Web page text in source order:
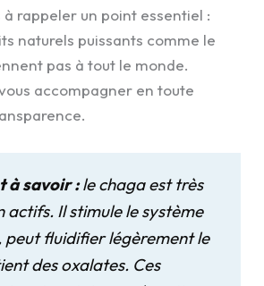
rappeler un point essentiel :
naturels puissants comme le
pas à tout le monde.
accompagner en toute
à savoir :le chaga est très
actifs. Il stimule le système
peut fluidifier légèrement le
des oxalates. Ces